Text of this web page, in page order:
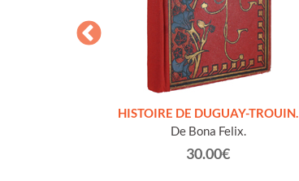
HISTOIRE DE DUGUAY-TROUIN.
De Bona Felix.
30.00€